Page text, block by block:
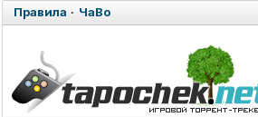
Правила · ЧаВо